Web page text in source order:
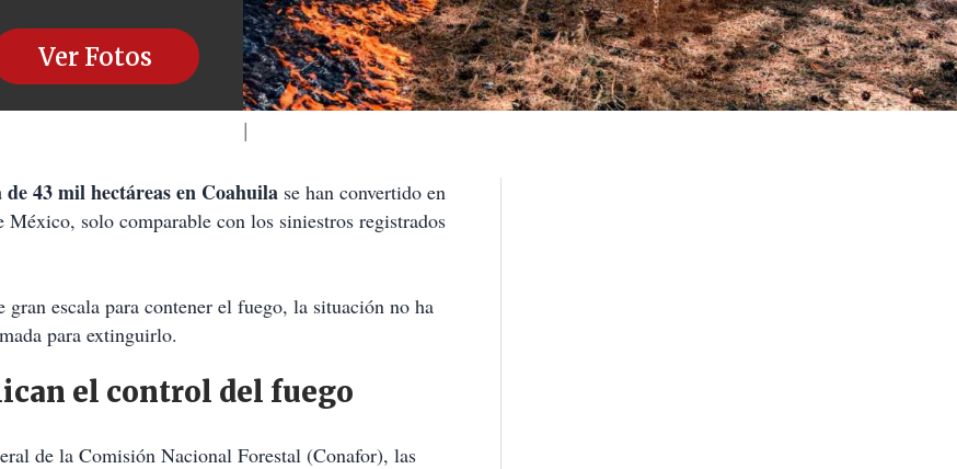
Ver Fotos
43 mil hectáreas en Coahuila se han convertido en
solo comparable con los siniestros registrados
escala para contener el fuego, la situación no ha
para extinguirlo.
el control del fuego
de la Comisión Nacional Forestal (Conafor), las